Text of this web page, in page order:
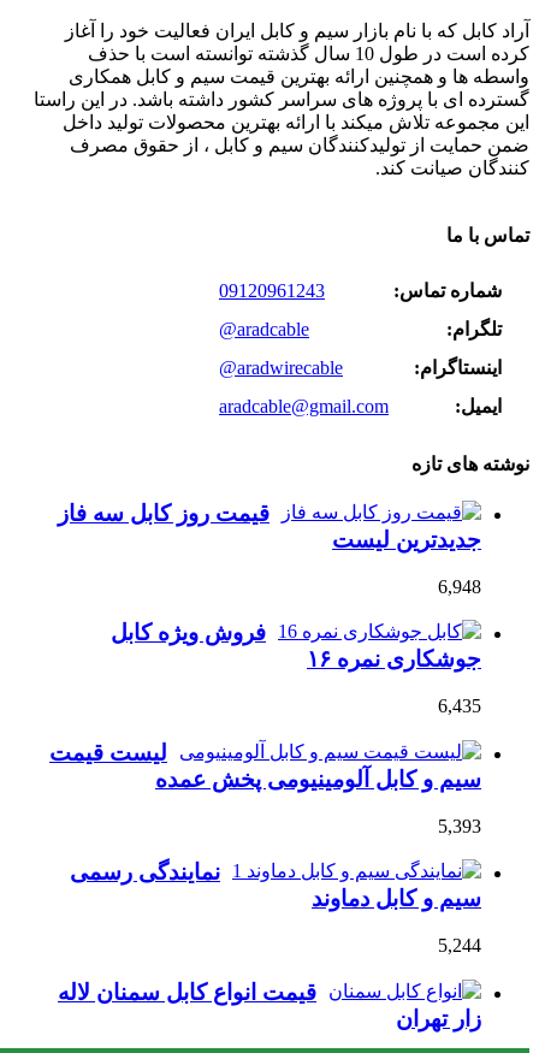
آراد کابل که با نام بازار سیم و کابل ایران فعالیت خود را آغاز
کرده است در طول 10 سال گذشته توانسته است با حذف
واسطه ها و همچنین ارائه بهترین قیمت سیم و کابل همکاری
گسترده ای با پروژه های سراسر کشور داشته باشد. در این راستا
این مجموعه تلاش میکند با ارائه بهترین محصولات تولید داخل
ضمن حمایت از تولیدکنندگان سیم و کابل ، از حقوق مصرف
کنندگان صیانت کند.
تماس با ما
شماره تماس:
09120961243
تلگرام:
@aradcable
اینستاگرام:
@aradwirecable
ایمیل:
aradcable@gmail.com
نوشته های تازه
قیمت روز کابل سه فاز
جدیدترین لیست
6,948
فروش ویژه کابل
جوشکاری نمره ۱۶
6,435
لیست قیمت
سیم و کابل آلومینیومی پخش عمده
5,393
نمایندگی رسمی
سیم و کابل دماوند
5,244
قیمت انواع کابل سمنان لاله
زار تهران